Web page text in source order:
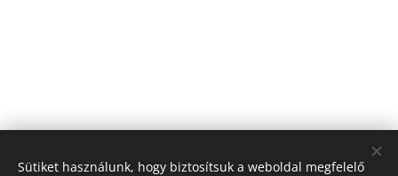
Sütiket használunk, hogy biztosítsuk a weboldal megfelelő